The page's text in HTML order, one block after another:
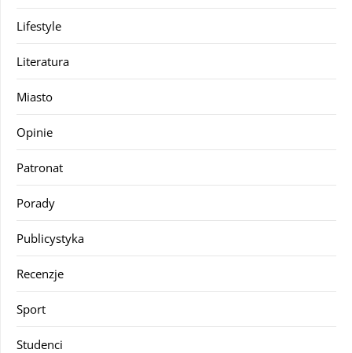
Lifestyle
Literatura
Miasto
Opinie
Patronat
Porady
Publicystyka
Recenzje
Sport
Studenci